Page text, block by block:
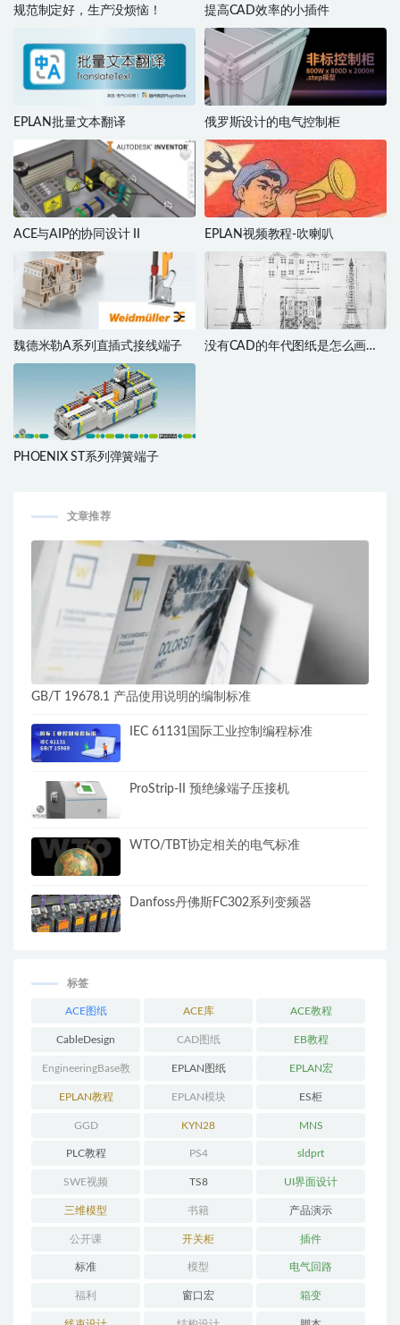
规范制定好，生产没烦恼！ 提高CAD效率的小插件
EPLAN批量文本翻译 俄罗斯设计的电气控制柜
ACE与AIP的协同设计 II EPLAN视频教程-吹喇叭
魏德米勒A系列直插式接线端子​
没有CAD的年代图纸是怎么画
PHOENIX ST系列弹簧端子
文章推荐
GB/T 19678.1 产品使用说明的编制标准
IEC 61131国际工业控制编程标准
ProStrip-II 预绝缘端子压接机
WTO/TBT协定相关的电气标准
Danfoss丹佛斯FC302系列变频器
标签
ACE图纸 ACE库 ACE教程
CableDesign CAD图纸 EB教程
EngineeringBase教
程
EPLAN图纸 EPLAN宏
EPLAN教程 EPLAN模块 ES柜
GGD KYN28 MNS
PLC教程 PS4 sldprt
SWE视频 TS8 UI界面设计
三维模型 书籍 产品演示
公开课 开关柜 插件
标准 模型 电气回路
福利 窗口宏 箱变